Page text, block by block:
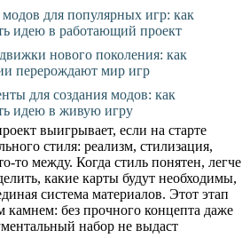
для популярных игр: как
идею в работающий проект
нового поколения: как
перерождают мир игр
для создания модов: как
идею в живую игру
выигрывает, если на старте
стиля: реализм, стилизация,
то между. Когда стиль понятен, легче
какие карты будут необходимы,
система материалов. Этот этап
камнем: без прочного концепта даже
набор не выдаст